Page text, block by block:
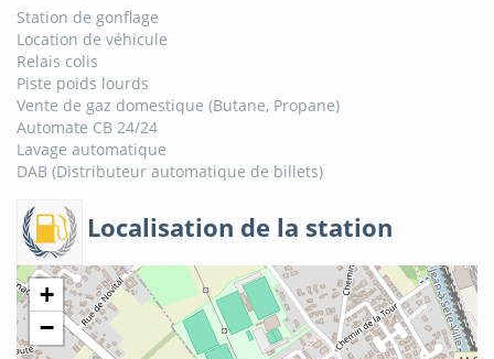
Station de gonflage
Location de véhicule
Relais colis
Piste poids lourds
Vente de gaz domestique (Butane, Propane)
Automate CB 24/24
Lavage automatique
DAB (Distributeur automatique de billets)
Localisation de la station
+
−